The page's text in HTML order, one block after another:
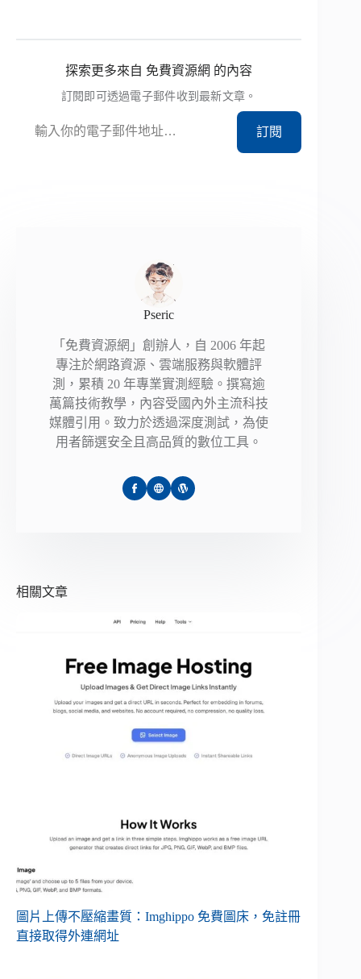
探索更多來自 免費資源網 的內容
訂閱即可透過電子郵件收到最新文章。
訂閱
Pseric
「免費資源網」創辦人，自 2006 年起
專注於網路資源、雲端服務與軟體評
測，累積 20 年專業實測經驗。撰寫逾
萬篇技術教學，內容受國內外主流科技
媒體引用。致力於透過深度測試，為使
用者篩選安全且高品質的數位工具。
相關文章
圖片上傳不壓縮畫質：Imghippo 免費圖床，免註冊
直接取得外連網址